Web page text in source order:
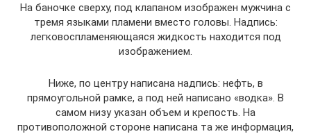
На баночке сверху, под клапаном изображен мужчина с
тремя языками пламени вместо головы. Надпись:
легковоспламеняющаяся жидкость находится под
изображением.
Ниже, по центру написана надпись: нефть, в
прямоугольной рамке, а под ней написано «водка». В
самом низу указан объем и крепость. На
противоположной стороне написана та же информация,